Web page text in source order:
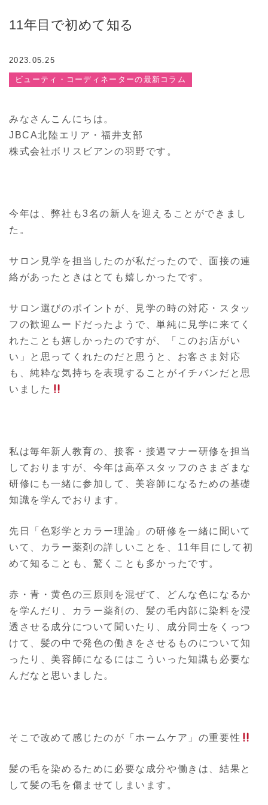
11年目で初めて知る
2023.05.25
ビューティ・コーディネーターの最新コラム
みなさんこんにちは。
JBCA北陸エリア・福井支部
株式会社ボリスビアンの羽野です。
今年は、弊社も3名の新人を迎えることができまし
た。
サロン見学を担当したのが私だったので、面接の連
絡があったときはとても嬉しかったです。
サロン選びのポイントが、見学の時の対応・スタッ
フの歓迎ムードだったようで、単純に見学に来てく
れたことも嬉しかったのですが、「このお店がい
い」と思ってくれたのだと思うと、お客さま対応
も、純粋な気持ちを表現することがイチバンだと思
いました
私は毎年新人教育の、接客・接遇マナー研修を担当
しておりますが、今年は高卒スタッフのさまざまな
研修にも一緒に参加して、美容師になるための基礎
知識を学んでおります。
先日「色彩学とカラー理論」の研修を一緒に聞いて
いて、カラー薬剤の詳しいことを、11年目にして初
めて知ることも、驚くことも多かったです。
赤・青・黄色の三原則を混ぜて、どんな色になるか
を学んだり、カラー薬剤の、髪の毛内部に染料を浸
透させる成分について聞いたり、成分同士をくっつ
けて、髪の中で発色の働きをさせるものについて知
ったり、美容師になるにはこういった知識も必要な
んだなと思いました。
そこで改めて感じたのが「ホームケア」の重要性
髪の毛を染めるために必要な成分や働きは、結果と
して髪の毛を傷ませてしまいます。